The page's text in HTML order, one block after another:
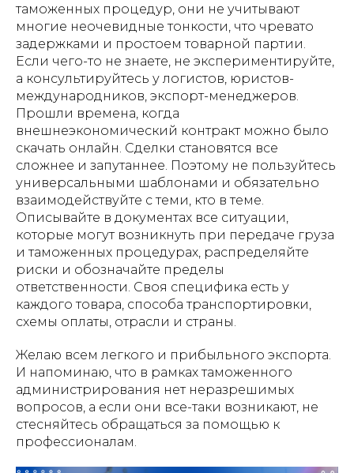
таможенных процедур, они не учитывают
многие неочевидные тонкости, что чревато
задержками и простоем товарной партии.
Если чего-то не знаете, не экспериментируйте,
а консультируйтесь у логистов, юристов-
международников, экспорт-менеджеров.
Прошли времена, когда
внешнеэкономический контракт можно было
скачать онлайн. Сделки становятся все
сложнее и запутаннее. Поэтому не пользуйтесь
универсальными шаблонами и обязательно
взаимодействуйте с теми, кто в теме.
Описывайте в документах все ситуации,
которые могут возникнуть при передаче груза
и таможенных процедурах, распределяйте
риски и обозначайте пределы
ответственности. Своя специфика есть у
каждого товара, способа транспортировки,
схемы оплаты, отрасли и страны.
Желаю всем легкого и прибыльного экспорта.
И напоминаю, что в рамках таможенного
администрирования нет неразрешимых
вопросов, а если они все-таки возникают, не
стесняйтесь обращаться за помощью к
профессионалам.